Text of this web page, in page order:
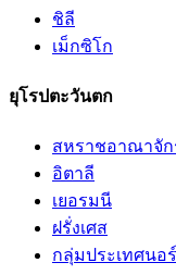
ชิลี
เม็กซิโก
ยุโรปตะวันตก
สหราชอาณาจัก
อิตาลี
เยอรมนี
ฝรั่งเศส
กลุ่มประเทศนอ